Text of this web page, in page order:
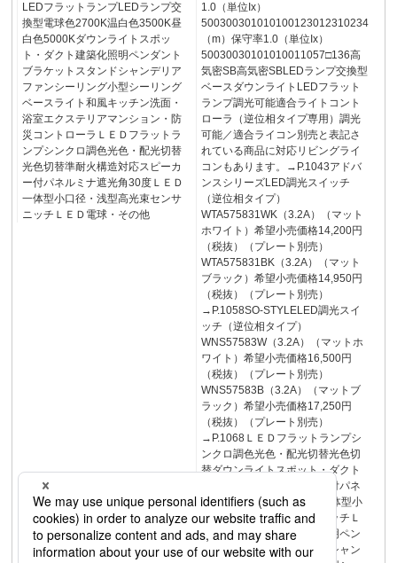
LEDフラットランプLEDランプ交
換型電球色2700K温白色3500K昼
白色5000Kダウンライトスポッ
ト・ダクト建築化照明ペンダント
ブラケットスタンドシャンデリア
ファンシーリング小型シーリング
ベースライト和風キッチン洗面・
浴室エクステリアマンション・防
災コントローラＬＥＤフラットラ
ンプシンクロ調色光色・配光切替
光色切替準耐火構造対応スピーカ
ー付パネルミナ遮光角30度ＬＥＤ
一体型小口径・浅型高光束センサ
ニッチＬＥＤ電球・その他
1.0（単位Ix）
500300301010100123012310234
（m）保守率1.0（単位Ix）
50030030101010011057□136高
気密SB高気密SBLEDランプ交換型
ベースダウンライトLEDフラット
ランプ調光可能適合ライトコント
ローラ（逆位相タイプ専用）調光
可能／適合ライコン別売と表記さ
れている商品に対応リビングライ
コンもあります。→P.1043アドバ
ンスシリーズLED調光スイッチ
（逆位相タイプ）
WTA575831WK（3.2A）（マット
ホワイト）希望小売価格14,200円
（税抜）（プレート別売）
WTA575831BK（3.2A）（マット
ブラック）希望小売価格14,950円
（税抜）（プレート別売）
→P.1058SO-STYLELED調光スイ
ッチ（逆位相タイプ）
WNS57583W（3.2A）（マットホ
ワイト）希望小売価格16,500円
（税抜）（プレート別売）
WNS57583B（3.2A）（マットブ
ラック）希望小売価格17,250円
（税抜）（プレート別売）
→P.1068ＬＥＤフラットランプシ
ンクロ調色光色・配光切替光色切
替ダウンライトスポット・ダクト
準耐火構造対応スピーカー付パネ
ルミナ遮光角30度ＬＥＤ一体型小
口径・浅型高光束センサニッチＬ
ＥＤ電球・その他建築化照明ペン
ダントブラケットスタンドシャン